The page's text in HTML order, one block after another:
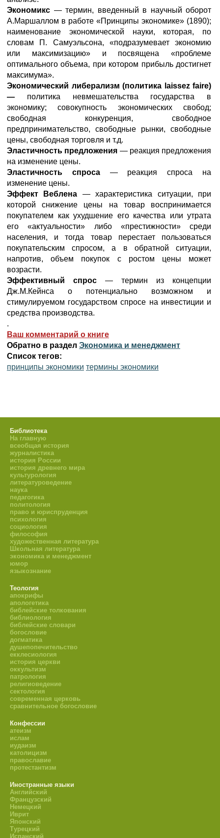
Экономикс — термин, введенный в научный оборот
А.Маршаллом в работе «Принципы экономике» (1890);
наименование экономической науки, которая, по
словам П. Самуэльсона, «подразумевает экономию
или максимизацию» и посвящена «проблеме
оптимального объема, при котором прибыль достигнет
максимума».
Экономический либерализм (политика laissez faire)
— политика невмешательства государства в
экономику; совокупность экономических свобод;
свободная конкуренция, свободное
предпринимательство, свободные рынки, свободные
цены, свободная торговля и т.д.
Эластичность предложения — реакция предложения
на изменение цены.
Эластичность спроса — реакция спроса на
изменение цены.
Эффект Веблена — характеристика ситуации, при
которой снижение цены на товар воспринимается
покупателем как ухудшение его качества или утрата
его «актуальности» либо «престижности» среди
населения, и тогда товар перестает пользоваться
покупательским спросом, а в обратной ситуации,
напротив, объем покупок с ростом цены может
возрасти.
Эффективный спрос — термин из концепции
Дж.М.Кейнса о потенциально возможном и
стимулируемом государством спросе на инвестиции и
средства производства.
.
Ваш комментарий о книге
Обратно в раздел Экономика и менеджмент
Список тегов:
принципы экономики термины экономики
Библиотека
На главную
всеобщая история
журналистика
история России
история древнего мира
культурология
литературоведение
наука
педагогика
политология
право и юриспруденция
психология
социология
философия
художественная литература
Школьная литература
экономика и менеджмент
юмор
языкознание
Теология
апокрифы
апологетика
библейские толкования
библиология
библейские словари
богословие
догматика
душепопечительство
екклесиология
история церкви
оккультизм
патрология
религиоведение
сектология
современная церковь
сравнительное богословие
Конфессии
атеизм
ислам
иудаизм
католицизм
православие
протестантизм
Иностранные языки
Английский
Французский
Немецкий
Иврит
Японский
Турецкий
Испанский